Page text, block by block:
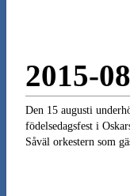
2015-
Den 15 augusti
födelsedagsfest i
Såväl orkestern som